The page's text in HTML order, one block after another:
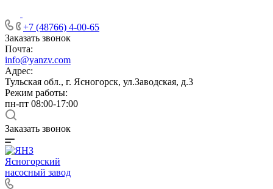
+7 (48766) 4-00-65
Заказать звонок
Почта:
info@yanzv.com
Адрес:
Тульская обл., г. Ясногорск, ул.Заводская, д.3
Режим работы:
пн-пт 08:00-17:00
Заказать звонок
Ясногорский
насосный завод